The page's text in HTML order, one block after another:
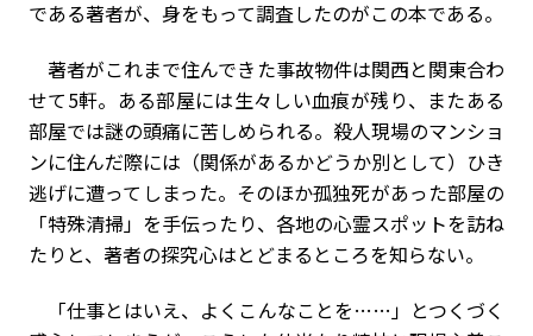
である著者が、身をもって調査したのがこの本である。
著者がこれまで住んできた事故物件は関西と関東合わ
せて5軒。ある部屋には生々しい血痕が残り、またある
部屋では謎の頭痛に苦しめられる。殺人現場のマンショ
ンに住んだ際には（関係があるかどうか別として）ひき
逃げに遭ってしまった。そのほか孤独死があった部屋の
「特殊清掃」を手伝ったり、各地の心霊スポットを訪ね
たりと、著者の探究心はとどまるところを知らない。
「仕事とはいえ、よくこんなことを……」とつくづく